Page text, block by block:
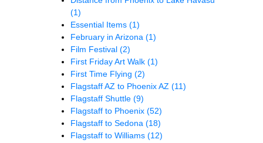
(1)
Essential Items (1)
February in Arizona (1)
Film Festival (2)
First Friday Art Walk (1)
First Time Flying (2)
Flagstaff AZ to Phoenix AZ (11)
Flagstaff Shuttle (9)
Flagstaff to Phoenix (52)
Flagstaff to Sedona (18)
Flagstaff to Williams (12)